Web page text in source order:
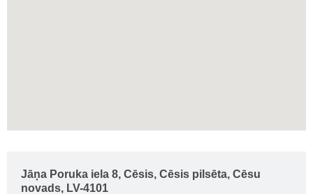
Jāņa Poruka iela 8, Cēsis, Cēsis pilsēta, Cēsu
novads, LV-4101